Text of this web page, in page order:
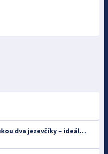
Darujeme do dobrých rukou dva jezevčíky – ideálně společně